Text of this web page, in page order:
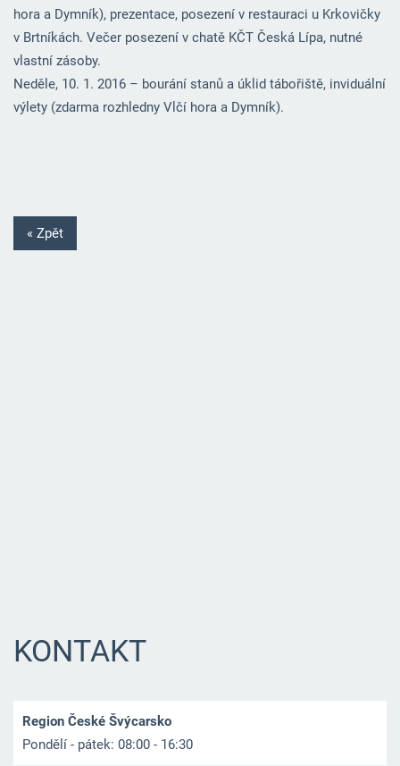
hora a Dymník), prezentace, posezení v restauraci u Krkovičky
v Brtníkách. Večer posezení v chatě KČT Česká Lípa, nutné
vlastní zásoby.
Neděle, 10. 1. 2016 – bourání stanů a úklid tábořiště, inviduální
výlety (zdarma rozhledny Vlčí hora a Dymník).
« Zpět
KONTAKT
Region České Švýcarsko
Pondělí - pátek: 08:00 - 16:30